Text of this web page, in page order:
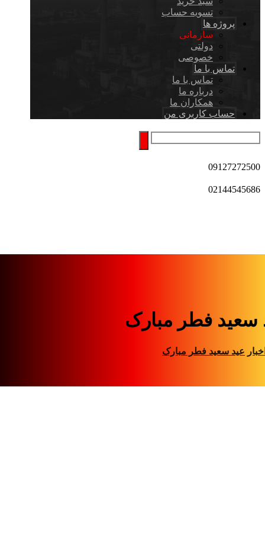
تسویه حساب
پروژه ها
سازمانی
دولتی
خصوصی
تماس با ما
تماس با ما
درباره ما
همکاران ما
حساب کاربری من
09127272500
02144545686
سعید فطر مبارک
عید سعید فطر مبارک